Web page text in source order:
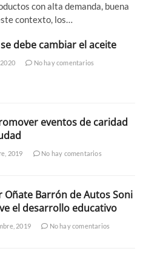
con alta demanda, buena
contexto, los…
debe cambiar el aceite
No hay comentarios
eventos de caridad
2019 No hay comentarios
Oñate Barrón de Autos Soni
el desarrollo educativo
2019 No hay comentarios